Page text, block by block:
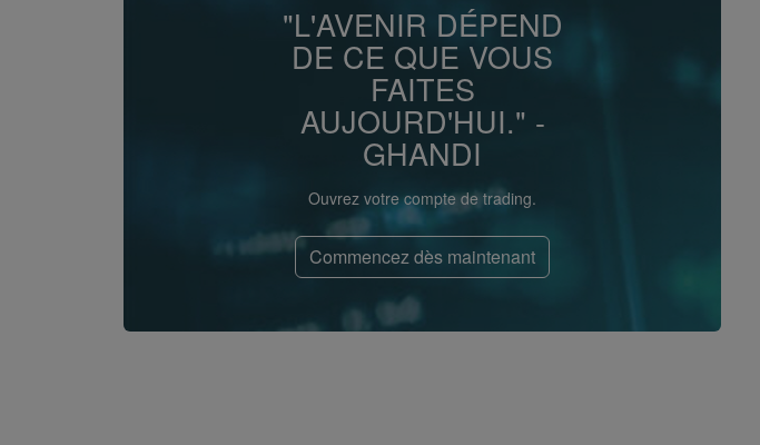
"L'AVENIR DÉPEND
DE CE QUE VOUS
FAITES
AUJOURD'HUI." -
GHANDI
Ouvrez votre compte de trading.
Commencez dès maintenant